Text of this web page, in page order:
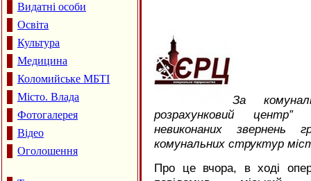
Видатні особи
Освіта
Культура
Медицина
Коломийське МБТІ
Місто. Влада
Фотогалерея
Відео
Оголошення
За
розрахунковий центр”
невиконаних звернень
комунальних структур
Про це вчора, в ході